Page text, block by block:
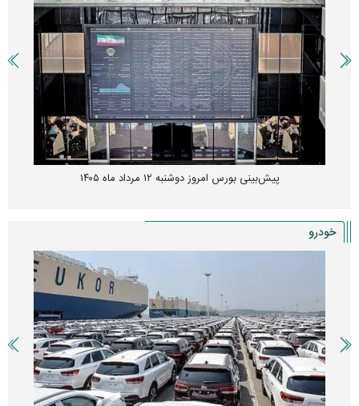
پیش‌بینی بورس امروز دوشنبه ۱۲ مرداد ماه ۱۴۰۵
خودرو